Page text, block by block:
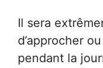
Il sera
d’approcher
pendant la